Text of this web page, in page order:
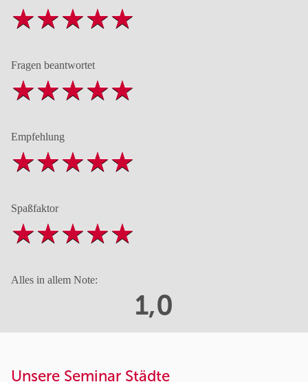
Fragen beantwortet
Empfehlung
Spaßfaktor
Alles in allem Note:
1,0
Unsere Seminar Städte